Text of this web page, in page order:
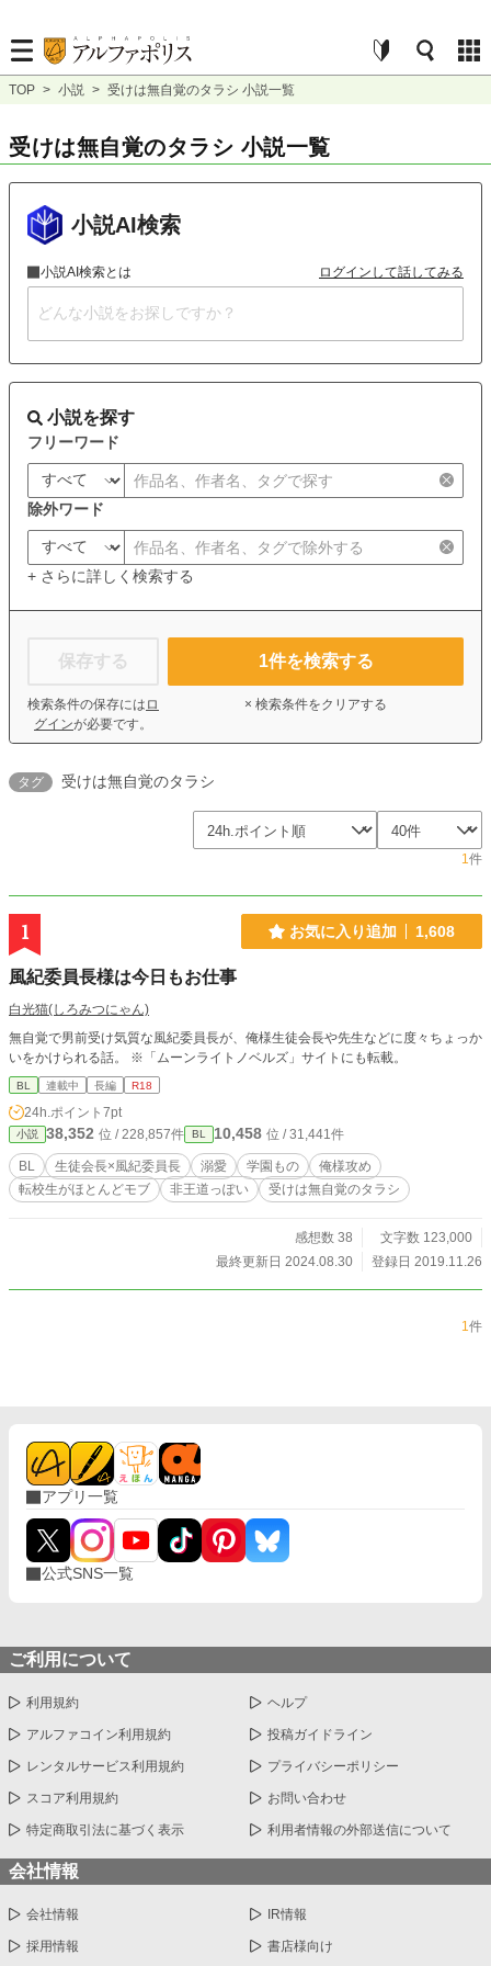
TOP > 小説 > 受けは無自覚のタラシ 小説一覧
受けは無自覚のタラシ 小説一覧
小説AI検索
小説AI検索とは ログインして話してみる
小説を探す
フリーワード
除外ワード
+ さらに詳しく検索する
保存する
検索条件の保存には ロ
グインが必要です。
1件を検索する
× 検索条件をクリアする
タグ 受けは無自覚のタラシ
1件
1 お気に入り追加 1,608
風紀委員長様は今日もお仕事
白光猫(しろみつにゃん)
無自覚で男前受け気質な風紀委員長が、俺様生徒会長や先生などに度々ちょっか
いをかけられる話。 ※「ムーンライトノベルズ」サイトにも転載。
BL 連載中 長編 R18
24h.ポイント 7pt
小説 38,352 位 / 228,857件 BL 10,458 位 / 31,441件
BL 生徒会長×風紀委員長 溺愛 学園もの
俺様攻め
転校生がほとんどモブ
非王道っぽい 受けは無自覚のタラシ
感想数 38
文字数 123,000
最終更新日 2024.08.30
登録日 2019.11.26
1件
アプリ一覧
公式SNS一覧
ご利用について
利用規約 ヘルプ
アルファコイン利用規約 投稿ガイドライン
レンタルサービス利用規約 プライバシーポリシー
スコア利用規約 お問い合わせ
特定商取引法に基づく表示 利用者情報の外部送信について
会社情報
会社情報 IR情報
採用情報 書店様向け